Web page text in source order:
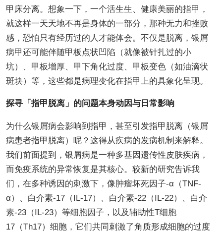
甲床分离。想象一下，一个活生生、健康美丽的指甲，
就这样一天天地不再是身体的一部分，那种无力和挫败
感，恐怕只有经历过的人才能体会。不仅是脱离，银屑
病甲还可能伴随甲板点状凹陷（就像被针扎过的小
坑）、甲板增厚、甲下角化过度、甲板变色（如油滴状
斑块）等，这些都是病理变化在指甲上的具象化呈现。
探寻「指甲脱离」的问题本身动因与日常影响
为什么银屑病会影响到指甲，甚至引发指甲脱离（银屑
病患者指甲脱离）呢？这得从疾病的发病机制来解释。
我们前面提到，银屑病是一种多基因遗传性皮肤疾病，
而免疫系统的异常恢复是其核心。较新的研究告诉我
们，在多种诱因的刺激下，像肿瘤坏死因子-α（TNF-
α）、白介素-17（IL-17）、白介素-22（IL-22）、白介
素-23（IL-23）等细胞因子，以及辅助性T细胞
17（Th17）细胞，它们共同刺激了角质形成细胞的过度